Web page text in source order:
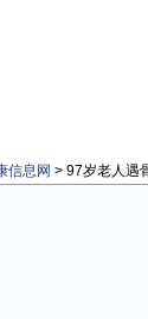
信息网 > 97岁老人遇